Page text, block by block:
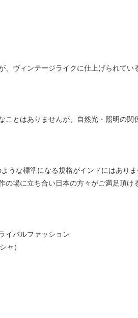
、ヴィンテージライクに仕上げられてい
ことはありませんが、自然光・照明の
うな標準になる規格がインドにはありま
の場に立ち合い日本の方々がご満足頂
イバルファッション
ャ）